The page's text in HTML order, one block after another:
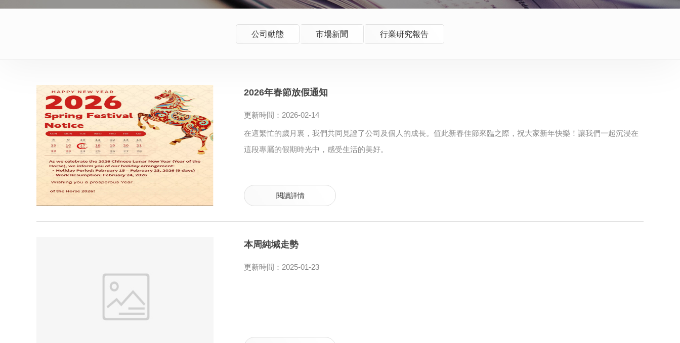
公司動態 市場新聞 行業研究報告
2026年春節放假通知
更新時間：2026-02-14
在這繁忙的歲月裏，我們共同見證了公司及個人的成長。值此新春佳節來臨之際，祝大家新年快樂！讓我們一起沉浸在
這段專屬的假期時光中，感受生活的美好。
閱讀詳情
本周純堿走勢
更新時間：2025-01-23